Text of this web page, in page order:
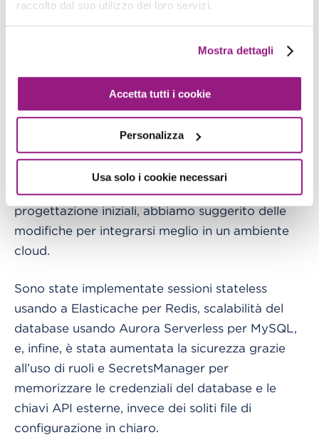
raccolto dal suo utilizzo dei loro servizi.
Mostra dettagli
Accetta tutti i cookie
Personalizza
Usa solo i cookie necessari
“Esistono alcuni segreti che non si possono
Edgar Allan Poe - L’uomo della folla
A volte, le infrastrutture possono essere perfette,
ma possono comunque essere abusate. Questo è
il caso di un replatform di un’applicazione e-
commerce. Dopo una valutazione e una
progettazione iniziali, abbiamo suggerito delle
modifiche per integrarsi meglio in un ambiente
cloud.
Sono state implementate sessioni stateless
usando a Elasticache per Redis, scalabilità del
database usando Aurora Serverless per MySQL,
e, infine, è stata aumentata la sicurezza grazie
all’uso di ruoli e SecretsManager per
memorizzare le credenziali del database e le
chiavi API esterne, invece dei soliti file di
configurazione in chiaro.